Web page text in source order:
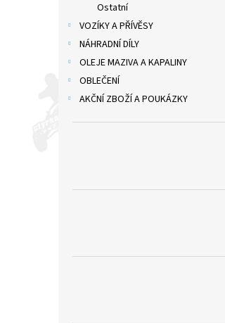
Ostatní
VOZÍKY A PŘÍVĚSY
NÁHRADNÍ DÍLY
OLEJE MAZIVA A KAPALINY
OBLEČENÍ
AKČNÍ ZBOŽÍ A POUKÁZKY